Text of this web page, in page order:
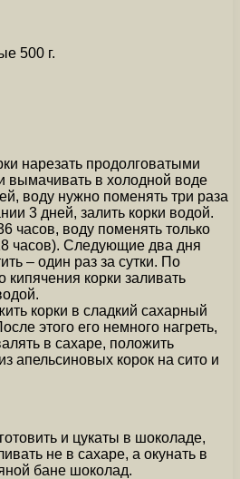
500 г.
нарезать продолговатыми
вымачивать в холодной воде
воду нужно поменять три раза
3 дней, залить корки водой.
часов, воду поменять только
часов). Следующие два дня
– один раз за сутки. По
кипячения корки заливать
корки в сладкий сахарный
этого его немного нагреть,
в сахаре, положить
апельсиновых корок на сито и
и цукаты в шоколаде,
не в сахаре, а окунать в
бане шоколад.